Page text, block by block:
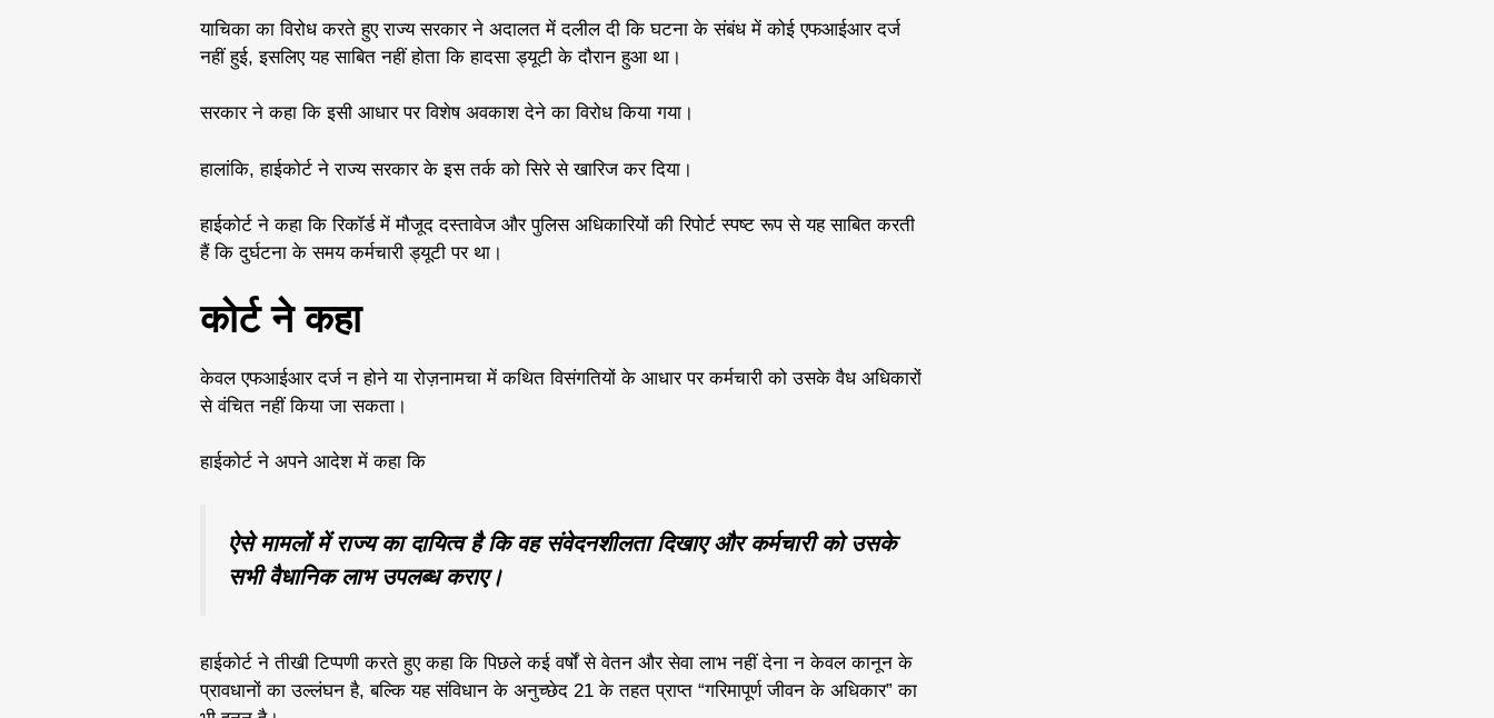
याचिका का विरोध करते हुए राज्य सरकार ने अदालत में दलील दी कि घटना के संबंध में कोई एफआईआर दर्ज
नहीं हुई, इसलिए यह साबित नहीं होता कि हादसा ड्यूटी के दौरान हुआ था।
सरकार ने कहा कि इसी आधार पर विशेष अवकाश देने का विरोध किया गया।
हालांकि, हाईकोर्ट ने राज्य सरकार के इस तर्क को सिरे से खारिज कर दिया।
हाईकोर्ट ने कहा कि रिकॉर्ड में मौजूद दस्तावेज और पुलिस अधिकारियों की रिपोर्ट स्पष्ट रूप से यह साबित करती
हैं कि दुर्घटना के समय कर्मचारी ड्यूटी पर था।
कोर्ट ने कहा
केवल एफआईआर दर्ज न होने या रोज़नामचा में कथित विसंगतियों के आधार पर कर्मचारी को उसके वैध अधिकारों
से वंचित नहीं किया जा सकता।
हाईकोर्ट ने अपने आदेश में कहा कि
ऐसे मामलों में राज्य का दायित्व है कि वह संवेदनशीलता दिखाए और कर्मचारी को उसके
सभी वैधानिक लाभ उपलब्ध कराए।
हाईकोर्ट ने तीखी टिप्पणी करते हुए कहा कि पिछले कई वर्षों से वेतन और सेवा लाभ नहीं देना न केवल कानून के
प्रावधानों का उल्लंघन है, बल्कि यह संविधान के अनुच्छेद 21 के तहत प्राप्त “गरिमापूर्ण जीवन के अधिकार” का